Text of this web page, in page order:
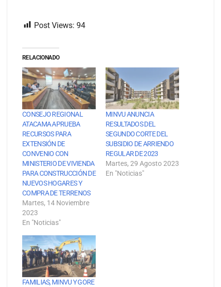
Post Views: 94
RELACIONADO
CONSEJO REGIONAL
ATACAMA APRUEBA
RECURSOS PARA
EXTENSIÓN DE
CONVENIO CON
MINISTERIO DE VIVIENDA
PARA CONSTRUCCIÓN DE
NUEVOS HOGARES Y
COMPRA DE TERRENOS
Martes, 14 Noviembre
2023
En "Noticias"
MINVU ANUNCIA
RESULTADOS DEL
SEGUNDO CORTE DEL
SUBSIDIO DE ARRIENDO
REGULAR DE 2023
Martes, 29 Agosto 2023
En "Noticias"
FAMILIAS, MINVU Y GORE